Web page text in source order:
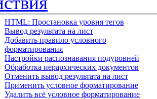
HTML: Простановка уровня тегов
Вывод результата на лист
Добавить правило условного
форматирования
Настройки распознавания подуровней
Обработка иерархических документов
Отменить вывод результата на лист
Применить условное форматирование
Удалить всё условное форматирование